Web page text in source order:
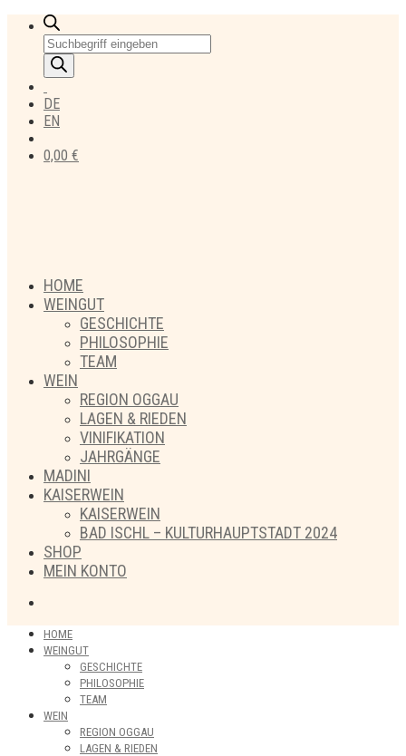
Products
search
DE
EN
0,00 €
HOME
WEINGUT
GESCHICHTE
PHILOSOPHIE
TEAM
WEIN
REGION OGGAU
LAGEN & RIEDEN
VINIFIKATION
JAHRGÄNGE
MADINI
KAISERWEIN
KAISERWEIN
BAD ISCHL – KULTURHAUPTSTADT 2024
SHOP
MEIN KONTO
HOME
WEINGUT
GESCHICHTE
PHILOSOPHIE
TEAM
WEIN
REGION OGGAU
LAGEN & RIEDEN